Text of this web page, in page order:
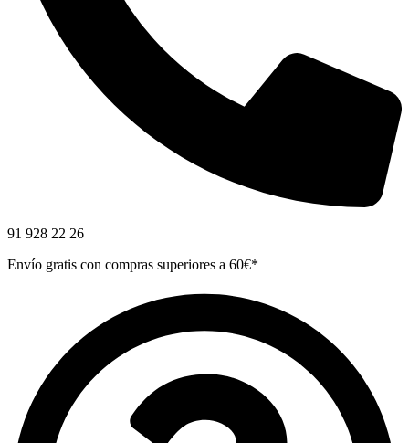
91 928 22 26
Envío gratis con compras superiores a 60€*